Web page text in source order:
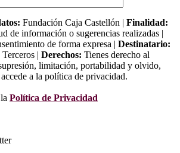
Fundación Caja Castellón | Finalidad:
de información o sugerencias realizadas |
de forma expresa | Destinatario:
| Derechos: Tienes derecho al
limitación, portabilidad y olvido,
a la política de privacidad.
Política de Privacidad